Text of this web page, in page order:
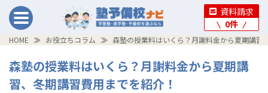
資料請求
0件
HOME お役立ちコラム 森塾の授業料はいくら？月謝料金から夏期講習
森塾の授業料はいくら？月謝料金から夏期講
習、冬期講習費用までを紹介！